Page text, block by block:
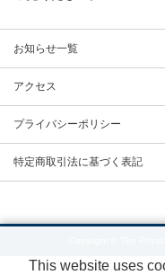
お知らせ一覧
アクセス
プライバシーポリシー
特定商取引法に基づく表記
This website uses